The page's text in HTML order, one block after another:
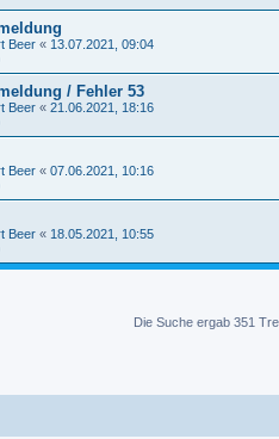
Beer « 13.07.2021, 09:04
/ Fehler 53
Beer « 21.06.2021, 18:16
Beer « 07.06.2021, 10:16
Beer « 18.05.2021, 10:55
Die Suche ergab 351